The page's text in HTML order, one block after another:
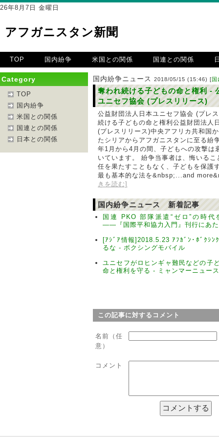
26年8月7日 金曜日
アフガニスタン新聞
TOP 国内紛争 米国との関係 国連との関係
Category
TOP
国内紛争
米国との関係
国連との関係
日本との関係
国内紛争ニュース 2018/05/15 (15:46) [
奪われ続ける子どもの命と権利 -
ユニセフ協会 (プレスリリース)
公益財団法人日本ユニセフ協会 (プレ
続ける子どもの命と権利公益財団法人
(プレスリリース)中央アフリカ共和国
たシリアからアフガニスタンに至る紛
年1月から4月の間、子どもへの攻撃は
いています。 紛争当事者は、悔いるこ
任を果たすこともなく、子どもを保護
最も基本的な法を&nbsp;...and
きを読む]
国内紛争ニュース 新着記事
国連 PKO 部隊派遣“ゼロ”の時代
――『国際平和協力入門』刊行にあ
[ｱｼﾞｱ情報]2018.5.23 ｱﾌｶﾞﾝ･ﾎﾞｸｼﾝ
るな - ボクシングモバイル
ユニセフがロヒンギャ難民などの子
命と権利を守る - ミャンマーニュース
この記事に対するコメント
名前（任
意）
コメント